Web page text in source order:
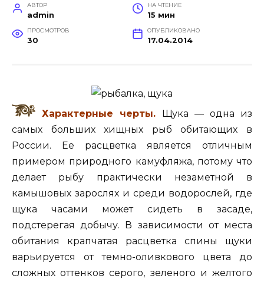
АВТОР
admin
НА ЧТЕНИЕ
15 мин
ПРОСМОТРОВ
30
ОПУБЛИКОВАНО
17.04.2014
Характерные черты. Щука — одна из
самых больших хищных рыб обитающих в
России. Ее расцветка является отличным
примером природного камуфляжа, потому что
делает рыбу практически незаметной в
камышовых зарослях и среди водорослей, где
щука часами может сидеть в засаде,
подстерегая добычу. В зависимости от места
обитания крапчатая расцветка спины щуки
варьируется от темно-оливкового цвета до
сложных оттенков серого, зеленого и желтого